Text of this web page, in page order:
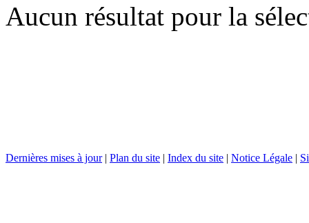
Aucun résultat pour la
Dernières mises à jour| Plan du site | Index du site | Notice Légale |